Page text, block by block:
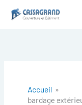
Accueil
bardage